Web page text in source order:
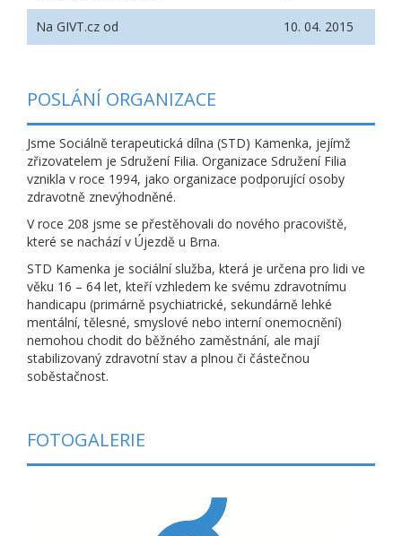
Na GIVT.cz od 10. 04. 2015
POSLÁNÍ ORGANIZACE
Jsme Sociálně terapeutická dílna (STD) Kamenka, jejímž
zřizovatelem je Sdružení Filia. Organizace Sdružení Filia
vznikla v roce 1994, jako organizace podporující osoby
zdravotně znevýhodněné.
V roce 208 jsme se přestěhovali do nového pracoviště,
které se nachází v Újezdě u Brna.
STD Kamenka je sociální služba, která je určena pro lidi ve
věku 16 – 64 let, kteří vzhledem ke svému zdravotnímu
handicapu (primárně psychiatrické, sekundárně lehké
mentální, tělesné, smyslové nebo interní onemocnění)
nemohou chodit do běžného zaměstnání, ale mají
stabilizovaný zdravotní stav a plnou či částečnou
soběstačnost.
FOTOGALERIE